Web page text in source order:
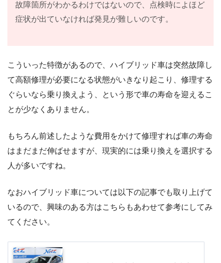
故障箇所がわかるわけではないので、点検時によほど
症状が出ていなければ発見が難しいのです。
こういった特徴があるので、ハイブリッド車は突然故障し
て高額修理が必要になる状態がいきなり起こり、修理する
ぐらいなら乗り換えよう、という形で車の寿命を迎えるこ
とが少なくありません。
もちろん前述したような費用をかけて修理すれば車の寿命
はまだまだ伸ばせますが、現実的には乗り換えを選択する
人が多いですね。
なおハイブリッド車については以下の記事でも取り上げて
いるので、興味のある方はこちらもあわせて参考にしてみ
てください。